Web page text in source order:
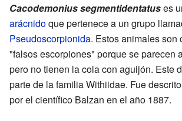
Cacodemonius segmentidentatuses
arácnidoque pertenece a un grupo
Pseudoscorpionida. Estos animales son
"falsos escorpiones" porque se parecen
pero no tienen la cola con aguijón. Este
parte de la familia Withiidae. Fue
por el científico Balzan en el año 1887.